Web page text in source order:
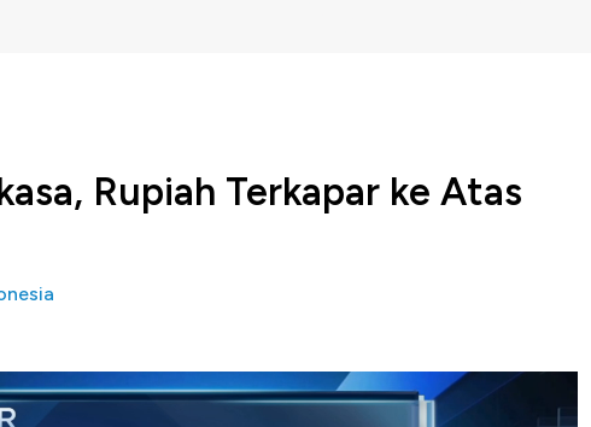
Rupiah Terkapar ke Atas
Dollar Index di tengah penantian apsar terhadap kebijakan
pelemahan sejumlah mata uang global termasuk Rupiah.